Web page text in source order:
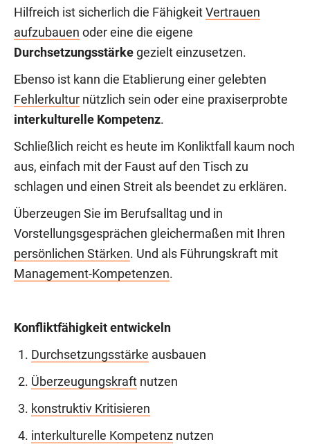
Hilfreich ist sicherlich die Fähigkeit Vertrauen
aufzubauen oder eine die eigene
Durchsetzungsstärke gezielt einzusetzen.
Ebenso ist kann die Etablierung einer gelebten
Fehlerkultur nützlich sein oder eine praxiserprobte
interkulturelle Kompetenz.
Schließlich reicht es heute im Konliktfall kaum noch
aus, einfach mit der Faust auf den Tisch zu
schlagen und einen Streit als beendet zu erklären.
Überzeugen Sie im Berufsalltag und in
Vorstellungsgesprächen gleichermaßen mit Ihren
persönlichen Stärken. Und als Führungskraft mit
Management-Kompetenzen.
Konfliktfähigkeit entwickeln
Durchsetzungsstärke ausbauen
Überzeugungskraft nutzen
konstruktiv Kritisieren
interkulturelle Kompetenz nutzen